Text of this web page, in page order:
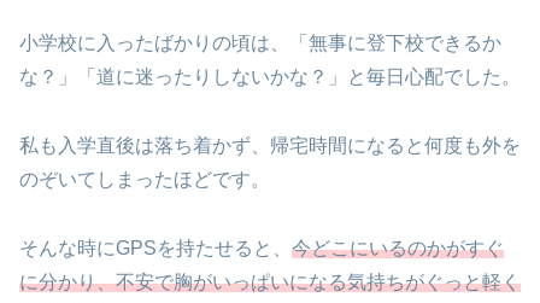
小学校に入ったばかりの頃は、「無事に登下校できるか
な？」「道に迷ったりしないかな？」と毎日心配でした。
私も入学直後は落ち着かず、帰宅時間になると何度も外を
のぞいてしまったほどです。
そんな時にGPSを持たせると、 今どこにいるのかがすぐ
に分かり、不安で胸がいっぱいになる気持ちがぐっと軽く